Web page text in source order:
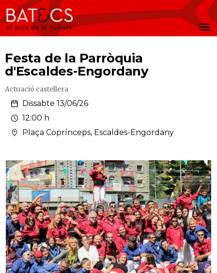
Batecs
Festa de la Parròquia
d'Escaldes-Engordany
Actuació castellera
Dissabte 13/06/26
12:00 h
Plaça Coprínceps, Escaldes-Engordany